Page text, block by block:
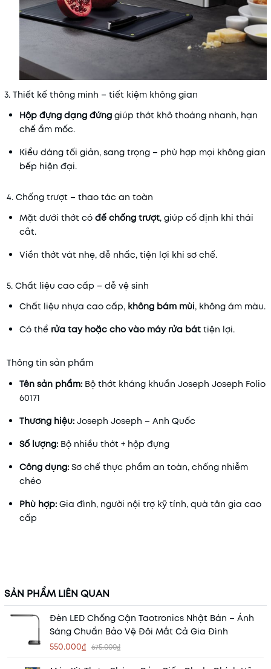
3. Thiết kế thông minh – tiết kiệm không gian
Hộp đựng dạng đứng giúp thớt khô thoáng nhanh, hạn
chế ẩm mốc.
Kiểu dáng tối giản, sang trọng – phù hợp mọi không gian
bếp hiện đại.
4. Chống trượt – thao tác an toàn
Mặt dưới thớt có đế chống trượt, giúp cố định khi thái
cắt.
Viền thớt vát nhẹ, dễ nhấc, tiện lợi khi sơ chế.
5. Chất liệu cao cấp – dễ vệ sinh
Chất liệu nhựa cao cấp, không bám mùi, không ám màu.
Có thể rửa tay hoặc cho vào máy rửa bát tiện lợi.
Thông tin sản phẩm
Tên sản phẩm: Bộ thớt kháng khuẩn Joseph Joseph Folio
60171
Thương hiệu: Joseph Joseph – Anh Quốc
Số lượng: Bộ nhiều thớt + hộp đựng
Công dụng: Sơ chế thực phẩm an toàn, chống nhiễm
chéo
Phù hợp: Gia đình, người nội trợ kỹ tính, quà tân gia cao
cấp
SẢN PHẨM LIÊN QUAN
Đèn LED Chống Cận Taotronics Nhật Bản – Ánh
Sáng Chuẩn Bảo Vệ Đôi Mắt Cả Gia Đình
550.000₫ 675.000₫